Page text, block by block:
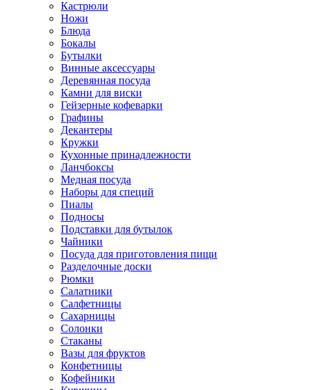
Кастрюли
Ножи
Блюда
Бокалы
Бутылки
Винные аксессуары
Деревянная посуда
Камни для виски
Гейзерные кофеварки
Графины
Декантеры
Кружки
Кухонные принадлежности
Ланчбоксы
Медная посуда
Наборы для специй
Пиалы
Подносы
Подставки для бутылок
Чайники
Посуда для приготовления пищи
Разделочные доски
Рюмки
Салатники
Салфетницы
Сахарницы
Солонки
Стаканы
Вазы для фруктов
Конфетницы
Кофейники